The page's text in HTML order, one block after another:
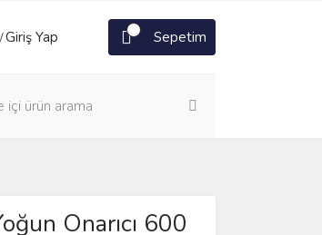
/Giriş Yap Sepetim
Onarıcı 600